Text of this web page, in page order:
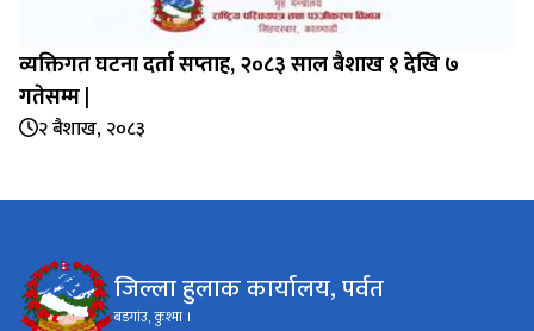
व्यक्तिगत घटना दर्ता सप्‍ताह, २०८३ साल बैशाख १ देखि ७
गतेसम्म |
२ बैशाख, २०८३
जिल्ला हुलाक कार्यालय, पर्वत
बडगांउ, कुश्मा ।